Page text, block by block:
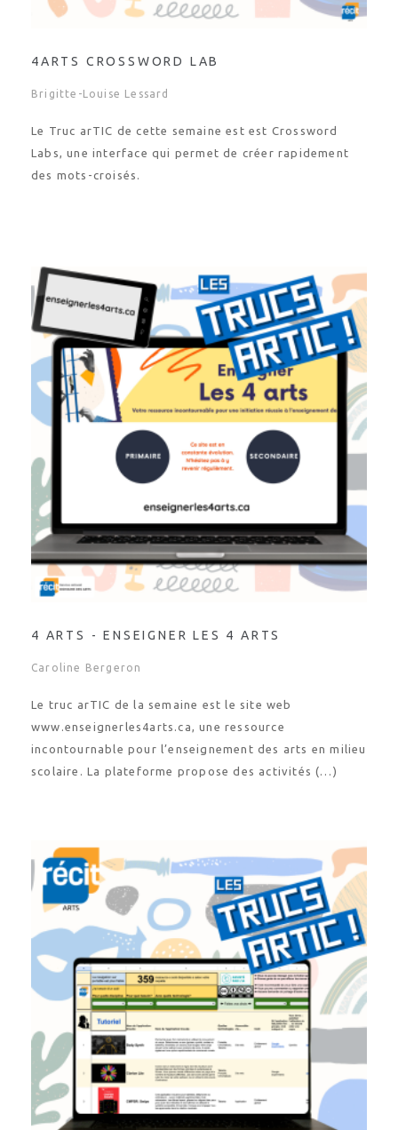
4ARTS CROSSWORD LAB
Brigitte-Louise Lessard
Le Truc arTIC de cette semaine est est Crossword
Labs, une interface qui permet de créer rapidement
des mots-croisés.
4 ARTS - ENSEIGNER LES 4 ARTS
Caroline Bergeron
Le truc arTIC de la semaine est le site web
www.enseignerles4arts.ca, une ressource
incontournable pour l’enseignement des arts en milieu
scolaire. La plateforme propose des activités (…)